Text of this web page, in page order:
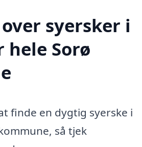
syersker i
hele Sorø
finde en dygtig syerske i
så tjek